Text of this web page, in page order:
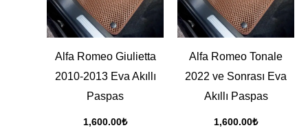
Alfa Romeo Giulietta
2010-2013 Eva Akıllı
Paspas
1,600.00₺
Alfa Romeo Tonale
2022 ve Sonrası Eva
Akıllı Paspas
1,600.00₺